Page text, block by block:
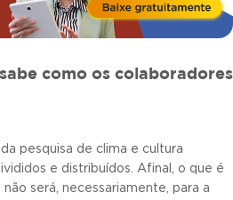
como os colaboradores
pesquisa de clima e cultura
e distribuídos. Afinal, o que é
será, necessariamente, para a